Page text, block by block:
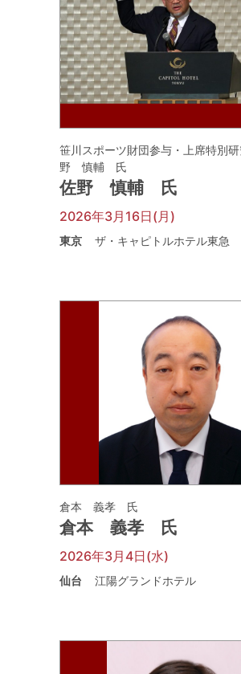
笹川スポーツ財団参与・上席特別
野 慎輔 氏
佐野 慎輔 氏
2026年3月16日(月)
東京 ザ・キャピトルホテル東急
倉本 義孝 氏
倉本 義孝 氏
2026年3月4日(水)
仙台 江陽グランドホテル